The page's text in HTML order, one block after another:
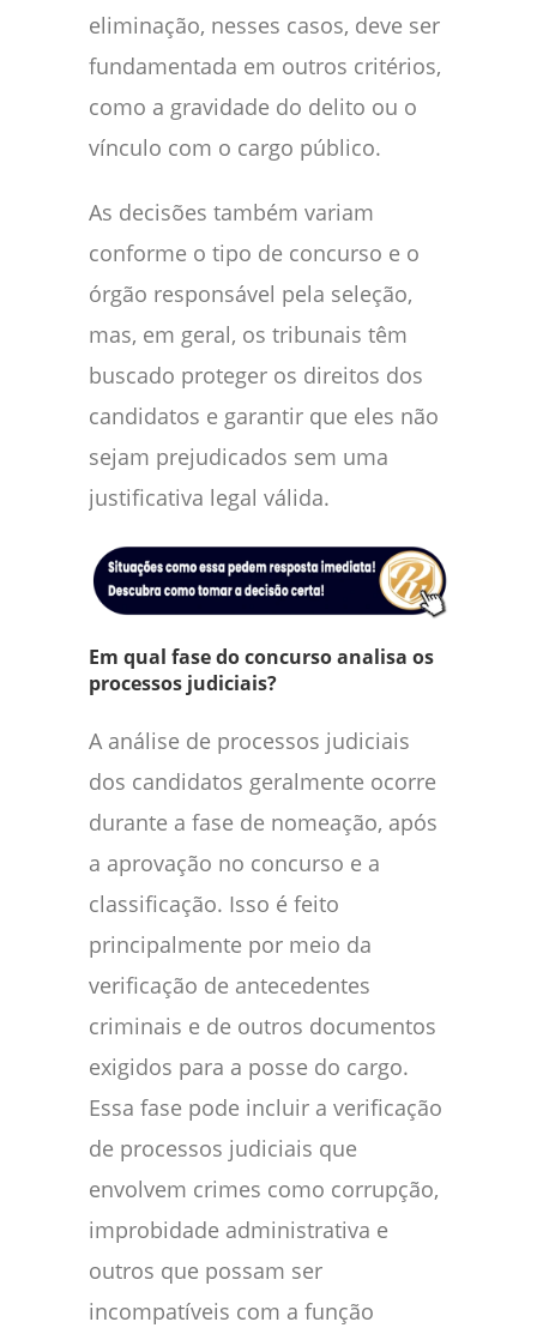
eliminação, nesses casos, deve ser
fundamentada em outros critérios,
como a gravidade do delito ou o
vínculo com o cargo público.
As decisões também variam
conforme o tipo de concurso e o
órgão responsável pela seleção,
mas, em geral, os tribunais têm
buscado proteger os direitos dos
candidatos e garantir que eles não
sejam prejudicados sem uma
justificativa legal válida.
Em qual fase do concurso analisa os
processos judiciais?
A análise de processos judiciais
dos candidatos geralmente ocorre
durante a fase de nomeação, após
a aprovação no concurso e a
classificação. Isso é feito
principalmente por meio da
verificação de antecedentes
criminais e de outros documentos
exigidos para a posse do cargo.
Essa fase pode incluir a verificação
de processos judiciais que
envolvem crimes como corrupção,
improbidade administrativa e
outros que possam ser
incompatíveis com a função